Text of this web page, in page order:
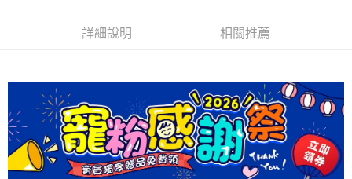
每筆NT$80，滿NT$1,500(含以上)免運費
海外宅配 查看運費
詳細說明 相關推薦